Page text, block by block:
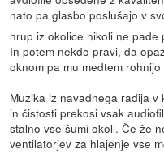
nato pa glasbo poslušajo v
hrup iz okolice nikoli ne pade
In potem nekdo pravi, da
oknom pa mu medtem
Muzika iz navadnega radija
in čistosti prekosi vsak
stalno vse šumi okoli. Če že
ventilatorjev za hlajenje vse